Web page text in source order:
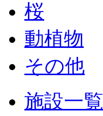
桜
動植物
その他
施設一覧